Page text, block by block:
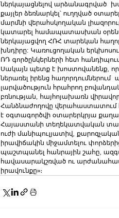
ներկայացնելով արձանագրված
քայլեր ձեռնարկել՝ ուղղված
մարմնի վերահսկողական
կատարել համապատասխան
ներկայացվող ՀՌՀ տարեկան
խնդիրը: Կառուցողական
ՌԴ գործընկերների հետ
Սակայն պետք է խոստովանենք, որ
ներառել իրենց
լարվածություն հրահրող
բռնության, հայհոյախառն
Հանձնաժողովը վերահաստատում է
է օգտագործվի օտարերկրյա
Հայաստանի տեղեկատվական
ուժի մանիպուլյատիվ,
իրավիճակին միջամտելու
պաշտպանել հանրային շահը,
հավասարակշռված ու
իրավունքը»։